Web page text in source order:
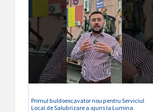
Primul buldoexcavator nou pentru Serviciul
Local de Salubrizare a ajuns la Lumina